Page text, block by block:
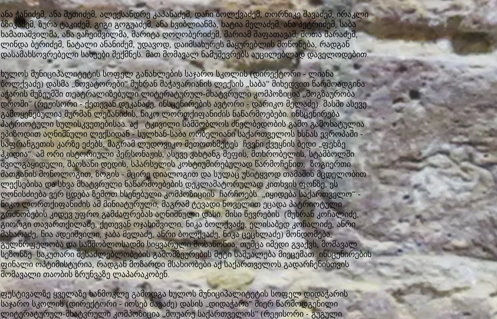
ანა ჭანიძემ, ანა მუთიძემ, ალექსანდრე კაპანაძემ, დაჩი ბოლქვაძემ, თორნიკე შავაძემ, ირაკლი
ბზიკაძემ, ზურა ტაკიძემ, გიგი გოგუაძემ, ანა ხვიბლიანმა, ხატია მელაძემ, ანა პეტრიძემ, საბა
ხამათაშვილმა, ანა ვაჩეიშვილმა, მარიტა ღოღობერიძემ, მარიამ შაფათავამ, შოთა შარაძემ,
ლინდა ბერიძემ, ნატალი ანანიძემ, უდავოდ, დაიმსახურეს მაყურებლის მოწონება, რადგან
დასამახსოვრებელი სახეები შექმნეს. მათ მომავალ ნამუშევრებს აუცილებლად დაველოდებით.
ხულოს მუნიციპალიტეტის სოფელ განახლების საჯარო სკოლის (დირექტორი - ლიანა
ბოლქვაძე) დასმა „ნოვატორები“ მუხრან მაჭავარიანის ლექსის „საბა“ მიხედვით წარმოადგინა
აჭარის მუზეუმში თეატრალიზებული ლიტერატურულ-მხატვრული კომპოზიცია „მოგზაურობა
დროში“ (რეჟისორი - ქეთევან დეკანაძე, ინსცენირების ავტორი - დარიკო მელაძე). მასში ასევე
გამოყენებულია მურმან ლებანიძის, ნიკო ლორთქიფანიძის ნაწარმოებები. ინსცენირება
პატრიოტული სულისკვეთებისაა. აქ ტკივილი სამშობლოს ძნელბედობის გამო გამოხატულია
ეპიზოდით აღნიშნული ლექსიდან - სულხან-საბა ორბელიანი საქართველოს ხსნას ევროპაში -
საფრანგეთის კარზე ეძებს, მაგრამ ლუდოვიკო მეთოთხმეტეს ჩვენი ქვეყნის ბედი „ფეხზე
ჰკიდია“. ამ ორი ისტორიული პერსონაჟის, ასევე ვახტანგ მეფის, მთხრობელის, სტამბოლში
შვილგაყიდული, შაოსანი დედის, სპარსელის კოსტიუმირებულად წარმოჩენით, ზოგიერთი
მათგანის მონოლოგით, ზოგის - მცირე დიალოგით და სულაც უსიტყვოდ თამაშის მცდელობით
ლექსებისა და სხვა მხატვრული ნაწარმოებების დეკლამატორულად კითხვის ფონზე, ეს
ღონისძიება ვერ ცდება ზემოთ ხსენებული კომპოზიციის ჩარჩოებს. „იყიდება საქართველო“ -
ნიკო ლორთქიფანიძის ამ მინიატურული, მაგრამ ტევადი ნოველით ეცადა პატრიოტული
გრძნობების კიდევ უფრო გამძაფრებას აღნიშნული დასი. მისი წევრების (მუხრან კოჩალიძე,
გიორგი თავართქილაძე, ქეთევან ოჯახიშვილი, ნიკა ბოლქვაძე, ელისაბედ კოჩალიძე, ანრი
მახარაძე, ნია ადეიშვილი, ჯაბა მელაძე, ანრი ბოლქვაძე, ნიკა ცეცხლაძე) მონდომება,
გულწრფელობა და სამშობლოსადმი სიყვარული მოსაწონია, თუმცა იმედი გვაქვს, მომავალ
სეზონზე საკუთარი შესაძლებლობების გამომზეურების მეტი საშუალება მიეცემათ. ინსცენირების
ფინალი ოპტიმისტურია, რადგან მოზარდი მსახიობები აქ საქართველოს გადარჩენისთვის
მომავალი თაობის ზრუნვაზე ლაპარაკობენ.
ფესტივალზე ყველაზე ხანმოკლე გამოდგა ხულოს მუნიციპალიტეტის სოფელ დიდაჭარის
საჯარო სკოლის (დირექტორი - იოსებ შავაძე) დასის „დიდაჭარა“ მიერ წარმოდგენილი
ლიტერატურულ-მხატვრული კომპოზიცია „მოუარე საქართველოს“ (რეჟისორი - გუგული